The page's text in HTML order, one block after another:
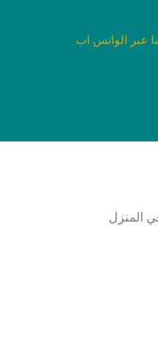
عبر الواتس اب
المنزل